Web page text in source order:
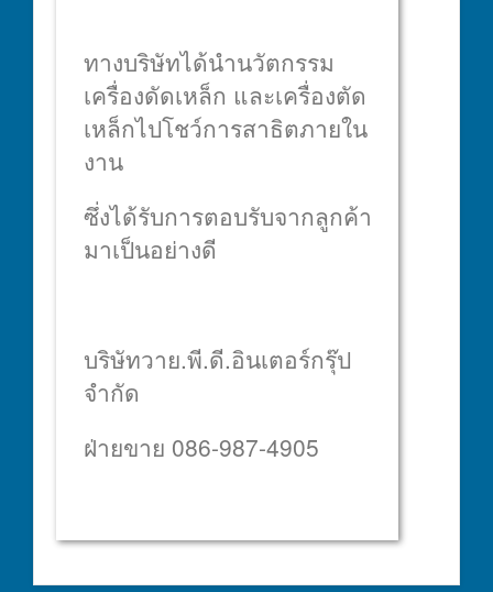
ทางบริษัทได้นำนวัตกรรม
เครื่องดัดเหล็ก และเครื่องตัด
เหล็กไปโชว์การสาธิตภายใน
งาน
ซึ่งได้รับการตอบรับจากลูกค้า
มาเป็นอย่างดี
บริษัทวาย.พี.ดี.อินเตอร์กรุ๊ป
จำกัด
ฝ่ายขาย 086-987-4905